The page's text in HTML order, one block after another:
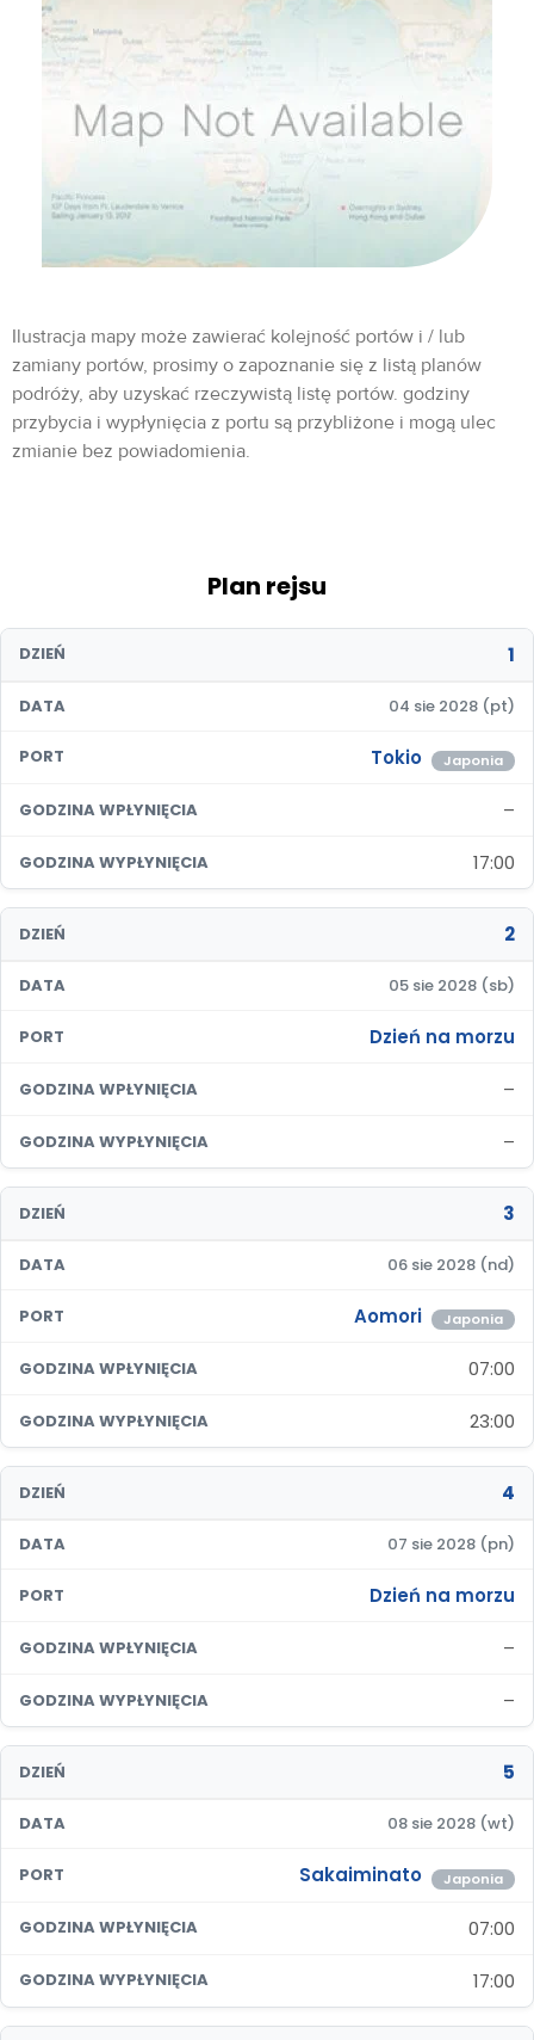
Ilustracja mapy może zawierać kolejność portów i / lub
zamiany portów, prosimy o zapoznanie się z listą planów
podróży, aby uzyskać rzeczywistą listę portów. godziny
przybycia i wypłynięcia z portu są przybliżone i mogą ulec
zmianie bez powiadomienia.
Plan rejsu
DZIEŃ 1
DATA 04 sie 2028 (pt)
PORT Tokio Japonia
GODZINA WPŁYNIĘCIA –
GODZINA WYPŁYNIĘCIA 17:00
DZIEŃ 2
DATA 05 sie 2028 (sb)
PORT Dzień na morzu
GODZINA WPŁYNIĘCIA –
GODZINA WYPŁYNIĘCIA –
DZIEŃ 3
DATA 06 sie 2028 (nd)
PORT Aomori Japonia
GODZINA WPŁYNIĘCIA 07:00
GODZINA WYPŁYNIĘCIA 23:00
DZIEŃ 4
DATA 07 sie 2028 (pn)
PORT Dzień na morzu
GODZINA WPŁYNIĘCIA –
GODZINA WYPŁYNIĘCIA –
DZIEŃ 5
DATA 08 sie 2028 (wt)
PORT Sakaiminato Japonia
GODZINA WPŁYNIĘCIA 07:00
GODZINA WYPŁYNIĘCIA 17:00